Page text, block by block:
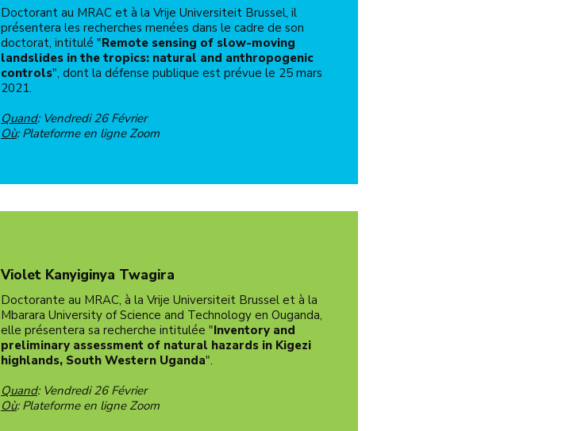
Doctorant au MRAC et à la Vrije Universiteit Brussel, il
présentera les recherches menées dans le cadre de son
doctorat, intitulé "Remote sensing of slow-moving
landslides in the tropics: natural and anthropogenic
controls", dont la défense publique est prévue le 25 mars
2021.
Quand: Vendredi 26 Février
Où: Plateforme en ligne Zoom
Violet Kanyiginya Twagira
Doctorante au MRAC, à la Vrije Universiteit Brussel et à la
Mbarara University of Science and Technology en Ouganda,
elle présentera sa recherche intitulée "Inventory and
preliminary assessment of natural hazards in Kigezi
highlands, South Western Uganda".
Quand: Vendredi 26 Février
Où: Plateforme en ligne Zoom